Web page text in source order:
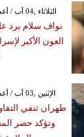
GMT 14:17 2026 الثلاثاء ,04 آب / أغسطس
نواف سلام يرد
العون الأكبر
GMT 19:36 2026 الإثنين ,03 آب / أغسطس
طهران تنفي
وتؤكد حصر